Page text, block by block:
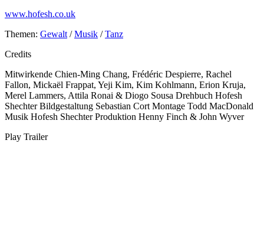
www.hofesh.co.uk
Themen: Gewalt /Musik /Tanz
Credits
Mitwirkende Chien-Ming Chang, Frédéric Despierre, Rachel
Fallon, Mickaël Frappat, Yeji Kim, Kim Kohlmann, Erion Kruja,
Merel Lammers, Attila Ronai & Diogo Sousa Drehbuch Hofesh
Shechter Bildgestaltung Sebastian Cort Montage Todd MacDonald
Musik Hofesh Shechter Produktion Henny Finch & John Wyver
Play Trailer